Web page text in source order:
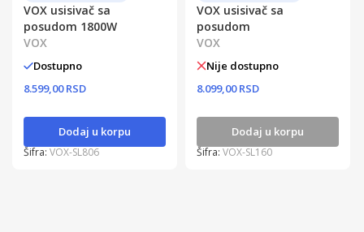
VOX usisivač sa
posudom 1800W
VOX
Dostupno
8.599,00 RSD
Dodaj u korpu
Šifra:VOX-SL806
VOX usisivač sa
posudom
VOX
Nije dostupno
8.099,00 RSD
Dodaj u korpu
Šifra:VOX-SL160